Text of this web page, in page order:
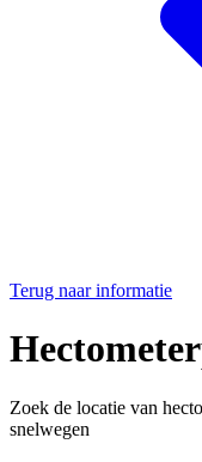
Terug naar informatie
Zoek de locatie van
snelwegen